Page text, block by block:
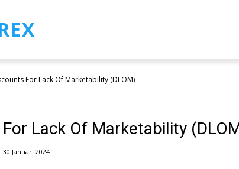
For Lack Of Marketability (DLOM)
Lack Of Marketability
30 Januari 2024